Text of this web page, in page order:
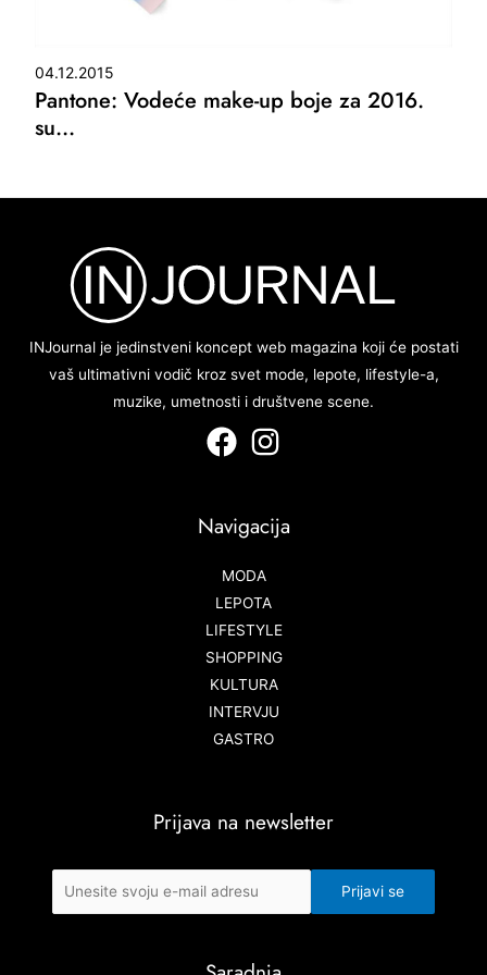
04.12.2015
Pantone: Vodeće make-up boje za 2016.
su…
INJournal je jedinstveni koncept web magazina koji će postati
vaš ultimativni vodič kroz svet mode, lepote, lifestyle-a,
muzike, umetnosti i društvene scene.
Navigacija
MODA
LEPOTA
LIFESTYLE
SHOPPING
KULTURA
INTERVJU
GASTRO
Prijava na newsletter